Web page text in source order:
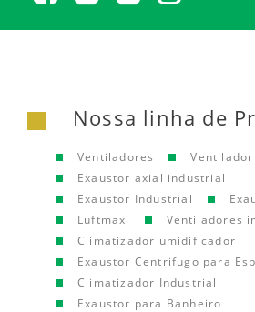
Nossa linha de
Ventiladores
Exaustor axial industrial
Exaustor Industrial
Luftmaxi
Ventiladores
Climatizador umidificador
Exaustor Centrifugo para
Climatizador Industrial
Exaustor para Banheiro